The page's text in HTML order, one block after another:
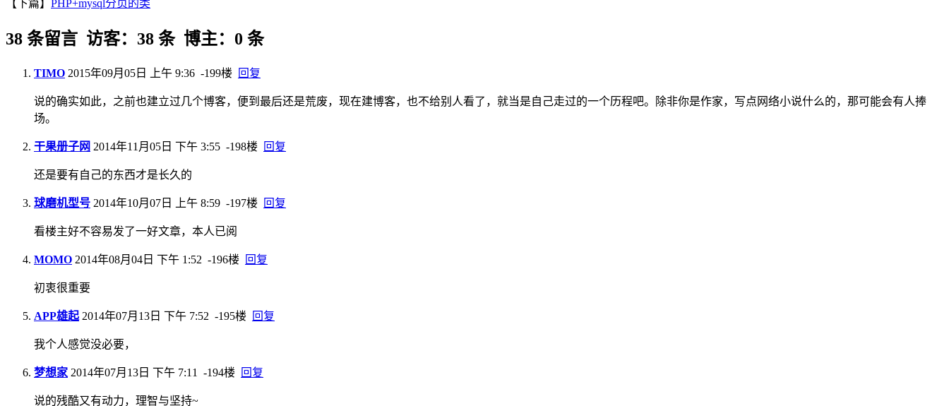
【下篇】 PHP+mysql分页的类
38 条留言 访客：38 条 博主：0 条
TIMO 2015年09月05日 上午 9:36 -199楼 回复
说的确实如此，之前也建立过几个博客，便到最后还是荒废，现在建博客，也不给别人看了，就当是自己走过的一个历程吧。除非你是作家，写点网络小说什么的，那可能会有人捧
场。
干果册子网 2014年11月05日 下午 3:55 -198楼 回复
还是要有自己的东西才是长久的
球磨机型号 2014年10月07日 上午 8:59 -197楼 回复
看楼主好不容易发了一好文章，本人已阅
MOMO 2014年08月04日 下午 1:52 -196楼 回复
初衷很重要
APP雄起 2014年07月13日 下午 7:52 -195楼 回复
我个人感觉没必要，
梦想家 2014年07月13日 下午 7:11 -194楼 回复
说的残酷又有动力，理智与坚持~